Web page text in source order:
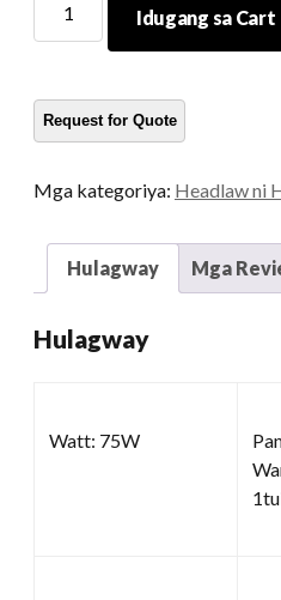
aprubahan
ang
headlight
motorsiklo
Idugang sa Cart
Mga kategoriya: Headlaw ni
Hulagway Mga
Hulagway
Watt: 75W